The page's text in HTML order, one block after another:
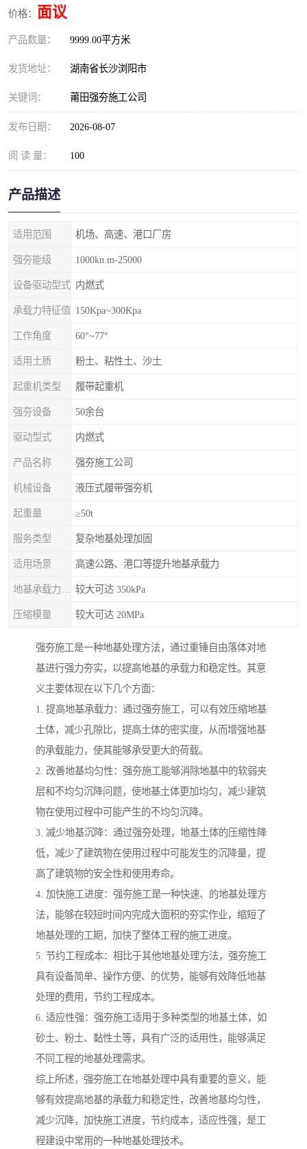
价格： 面议
产品数量： 9999.00平方米
发货地址： 湖南省长沙浏阳市
关键词： 莆田强夯施工公司
发布日期： 2026-08-07
阅 读 量： 100
产品描述
适用范围 机场、高速、港口厂房
强夯能级 1000kn.m-25000
设备驱动型式 内燃式
承载力特征值 150Kpa~300Kpa
工作角度 60°~77°
适用土质 粉土、粘性土、沙土
起重机类型 履带起重机
强夯设备 50余台
驱动型式 内燃式
产品名称 强夯施工公司
机械设备 液压式履带强夯机
起重量 ≥50t
服务类型 复杂地基处理加固
适用场景 高速公路、港口等提升地基承载力
较大可达 350kPa
压缩模量 较大可达 20MPa
强夯施工是一种地基处理方法，通过重锤自由落体对地
基进行强力夯实，以提高地基的承载力和稳定性。其意
义主要体现在以下几个方面：
1. 提高地基承载力：通过强夯施工，可以有效压缩地基
土体，减少孔隙比，提高土体的密实度，从而增强地基
的承载能力，使其能够承受更大的荷载。
2. 改善地基均匀性：强夯施工能够消除地基中的软弱夹
层和不均匀沉降问题，使地基土体更加均匀，减少建筑
物在使用过程中可能产生的不均匀沉降。
3. 减少地基沉降：通过强夯处理，地基土体的压缩性降
低，减少了建筑物在使用过程中可能发生的沉降量，提
高了建筑物的安全性和使用寿命。
4. 加快施工进度：强夯施工是一种快速、的地基处理方
法，能够在较短时间内完成大面积的夯实作业，缩短了
地基处理的工期，加快了整体工程的施工进度。
5. 节约工程成本：相比于其他地基处理方法，强夯施工
具有设备简单、操作方便、的优势，能够有效降低地基
处理的费用，节约工程成本。
6. 适应性强：强夯施工适用于多种类型的地基土体，如
砂土、粉土、黏性土等，具有广泛的适用性，能够满足
不同工程的地基处理需求。
综上所述，强夯施工在地基处理中具有重要的意义，能
够有效提高地基的承载力和稳定性，改善地基均匀性，
减少沉降，加快施工进度，节约成本，适应性强，是工
程建设中常用的一种地基处理技术。